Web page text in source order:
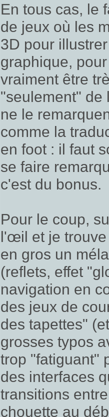
En tous cas, le
de jeux où les
3D pour
graphique,
vraiment être
"seulement" de
ne le
comme la
en foot : il faut
se faire
c'est du bonus.
Pour le coup,
l'œil et je trouve
en gros un
(reflets, effet
navigation en
des jeux de
des tapettes"
grosses typos
trop "fatiguant"
des interfaces
transitions
chouette au